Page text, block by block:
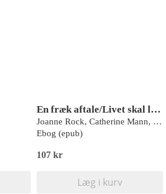
En fræk aftale/Livet skal leves/Tøjleløse hjerte
Joanne Rock, Catherine Mann, Silver James
Ebog (epub)
107 kr
Læg i kurv